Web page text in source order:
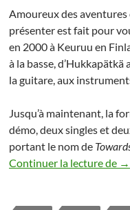
Amoureux des aventures
présenter est fait pour
en 2000 à Keuruu en
à la basse,
la guitare, aux
Jusqu’à maintenant, la
démo, deux singles et
portant le nom de
Continuer la lecture de →